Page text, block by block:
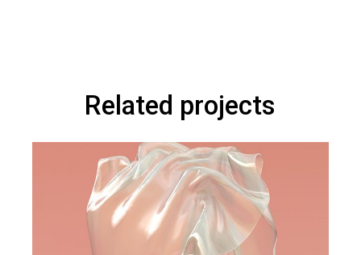
Related projects